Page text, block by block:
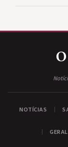
NOTÍCIAS
GERAL